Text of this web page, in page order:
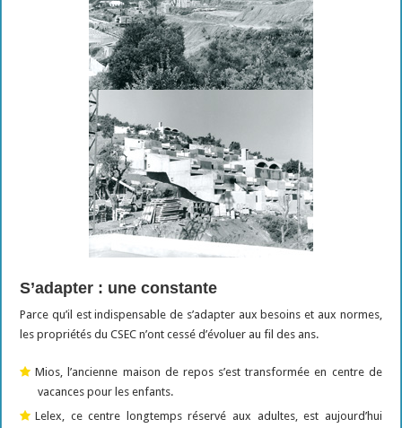
S’adapter : une constante
Parce qu’il est indispensable de s’adapter aux besoins et aux normes,
les propriétés du CSEC n’ont cessé d’évoluer au fil des ans.
Mios, l’ancienne maison de repos s’est transformée en centre de
vacances pour les enfants.
Lelex, ce centre longtemps réservé aux adultes, est aujourd’hui